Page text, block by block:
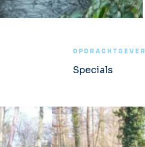
OPDRACHTGEVER
Specials